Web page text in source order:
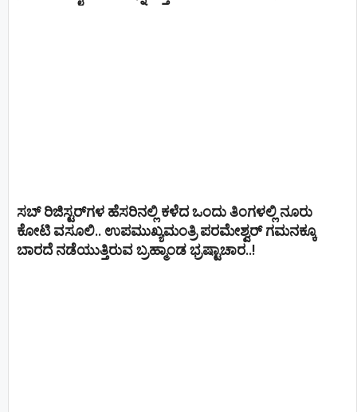
ಸಬ್ ರಿಜಿಸ್ಟರ್​ಗಳ ಹೆಸರಿನಲ್ಲಿ ಕಳೆದ ಒಂದು ತಿಂಗಳಲ್ಲಿ ನೂರು
ಕೋಟಿ ವಸೂಲಿ.. ಉಪಮುಖ್ಯಮಂತ್ರಿ ಪರಮೇಶ್ವರ್​ ಗಮನಕ್ಕೂ
ಬಾರದೆ ನಡೆಯುತ್ತಿರುವ ಬ್ರಹ್ಮಾಂಡ ಭ್ರಷ್ಟಾಚಾರ..!